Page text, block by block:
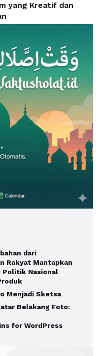
yang Kreatif dan
dari
Rakyat Mantapkan
Politik Nasional
Menjadi Sketsa
Belakang Foto:
for WordPress